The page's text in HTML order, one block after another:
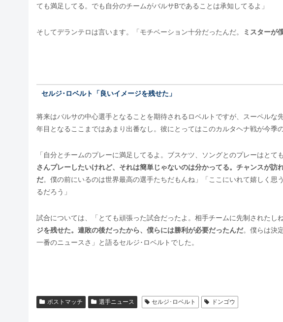
ても満足してる。でも自分のチームがバルサBであることは承知してるよ」
そしてデランテロは言います。「モチベーション十分だったんだ。 ミスターが
セルジ･ロベルト「良いイメージを残せた」
将来はバルサの中心選手となることを期待されるロベルトですが、スーペルな
年目となるここまではあまり出番なし。彼にとってはこのカルタヘナ戦が今季
「自分とチームのプレーに満足してるよ。ブスケツ、ソングとのプレーはとて
さんプレーしたいけれど、それは簡単じゃないのは分かってる。チャンスが訪
だ。僕の前にいるのは世界最高の選手たちだもんね」「ここにいれて嬉しく思
るだろう」
試合については、「とても頑張った試合だったよ。相手チームに先制されたしね
ジを残せた。連敗の後だったから、僕らには勝利が必要だったんだ。僕らは決
一番のニュースさ」と語るセルジ･ロベルトでした。
ポストマッチ 選手ニュース セルジ･ロベルト ドンゴウ